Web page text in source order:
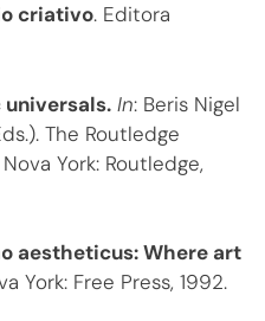
criativo. Editora
In: Beris Nigel
The Routledge
York: Routledge,
aestheticus: Where art
York: Free Press, 1992.